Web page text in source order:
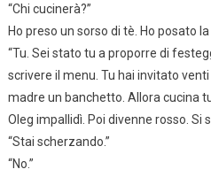
“Chi cucinerà?”
Ho preso un sorso di tè. Ho posato
“Tu. Sei stato tu a proporre di
scrivere il menu. Tu hai invitato
madre un banchetto. Allora cucina
Oleg impallidì. Poi divenne rosso. Si
“Stai scherzando.”
“No.”